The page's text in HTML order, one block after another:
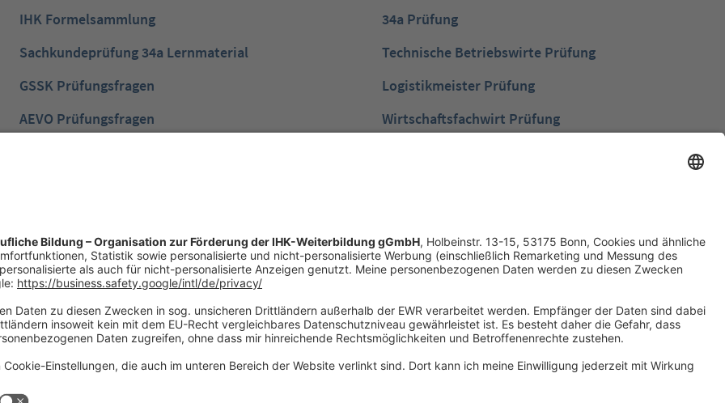
IHK Formelsammlung
Sachkundeprüfung 34a Lernmaterial
GSSK Prüfungsfragen
AEVO Prüfungsfragen
NTG Industriemeister
34a Prüfung
Technische Betriebswirte Prüfung
Logistikmeister Prüfung
Wirtschaftsfachwirt Prüfung
Handelsfachwirt Prüfung
Fachwirte im Gesundheits- und Sozialwesen
Prüfung